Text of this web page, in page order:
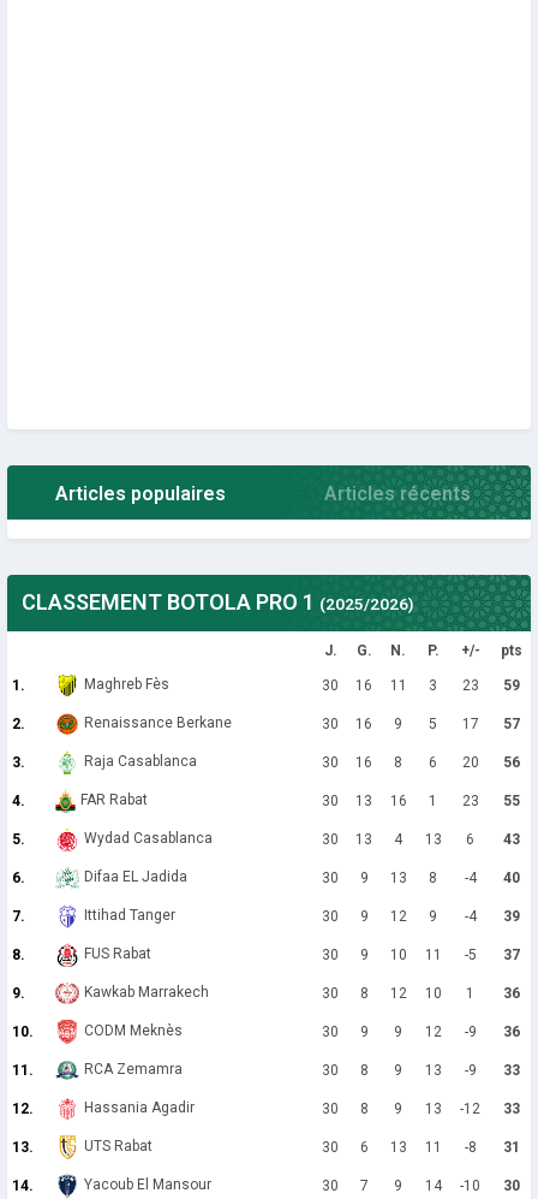
Articles populaires Articles récents
CLASSEMENT BOTOLA PRO 1 (2025/2026)
J. G. N. P. +/- pts
1. Maghreb Fès 30 16 11 3 23 59
2. Renaissance Berkane 30 16 9 5 17 57
3. Raja Casablanca 30 16 8 6 20 56
4. FAR Rabat 30 13 16 1 23 55
5. Wydad Casablanca 30 13 4 13 6 43
6. Difaa EL Jadida 30 9 13 8 -4 40
7. Ittihad Tanger 30 9 12 9 -4 39
8. FUS Rabat 30 9 10 11 -5 37
9. Kawkab Marrakech 30 8 12 10 1 36
10. CODM Meknès 30 9 9 12 -9 36
11. RCA Zemamra 30 8 9 13 -9 33
12. Hassania Agadir 30 8 9 13 -12 33
13. UTS Rabat 30 6 13 11 -8 31
14. Yacoub El Mansour 30 7 9 14 -10 30